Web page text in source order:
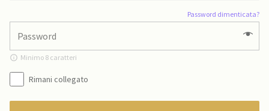
Password dimenticata?
Minimo 8 caratteri
Rimani collegato